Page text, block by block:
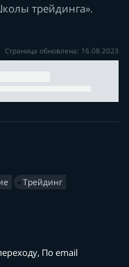
трейдинга».
Страница обновлена: 16.08.2023
Трейдинг
По email